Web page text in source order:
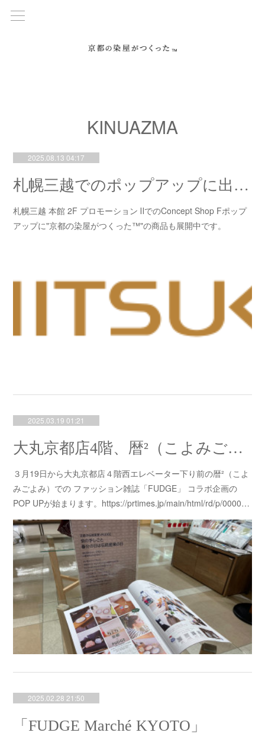
KINUAZMA
2025.08.13 04:17
札幌三越でのポップアップに出品中です。
札幌三越 本館 2F プロモーション ⅡでのConcept Shop Fポップ
アップに"京都の染屋がつくった™"の商品も展開中です。
2025.03.19 01:21
大丸京都店4階、暦²（こよみごよみ）POP UPに"京都の染屋がつくった™"出展します。
３月19日から大丸京都店４階西エレベーター下り前の暦²（こよ
みごよみ）での ファッション雑誌「FUDGE」 コラボ企画の
POP UPが始まります。https://prtimes.jp/main/html/rd/p/0000…
2025.02.28 21:50
「FUDGE Marché KYOTO」